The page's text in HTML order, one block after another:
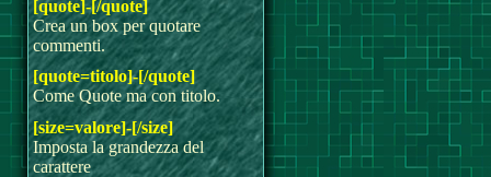
[quote]-[/quote]
Crea un box per quotare
commenti.
[quote=titolo]-[/quote]
Come Quote ma con titolo.
[size=valore]-[/size]
Imposta la grandezza del
carattere